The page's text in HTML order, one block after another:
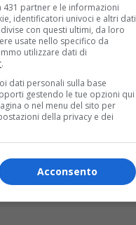
partner e le informazioni
identificatori univoci e altri dati
con questi ultimi, da loro
usate nello specifico da
utilizzare dati di
.
dati personali sulla base
gestendo le tue opzioni qui
o nel menu del sito per
della privacy e dei
Acconsento